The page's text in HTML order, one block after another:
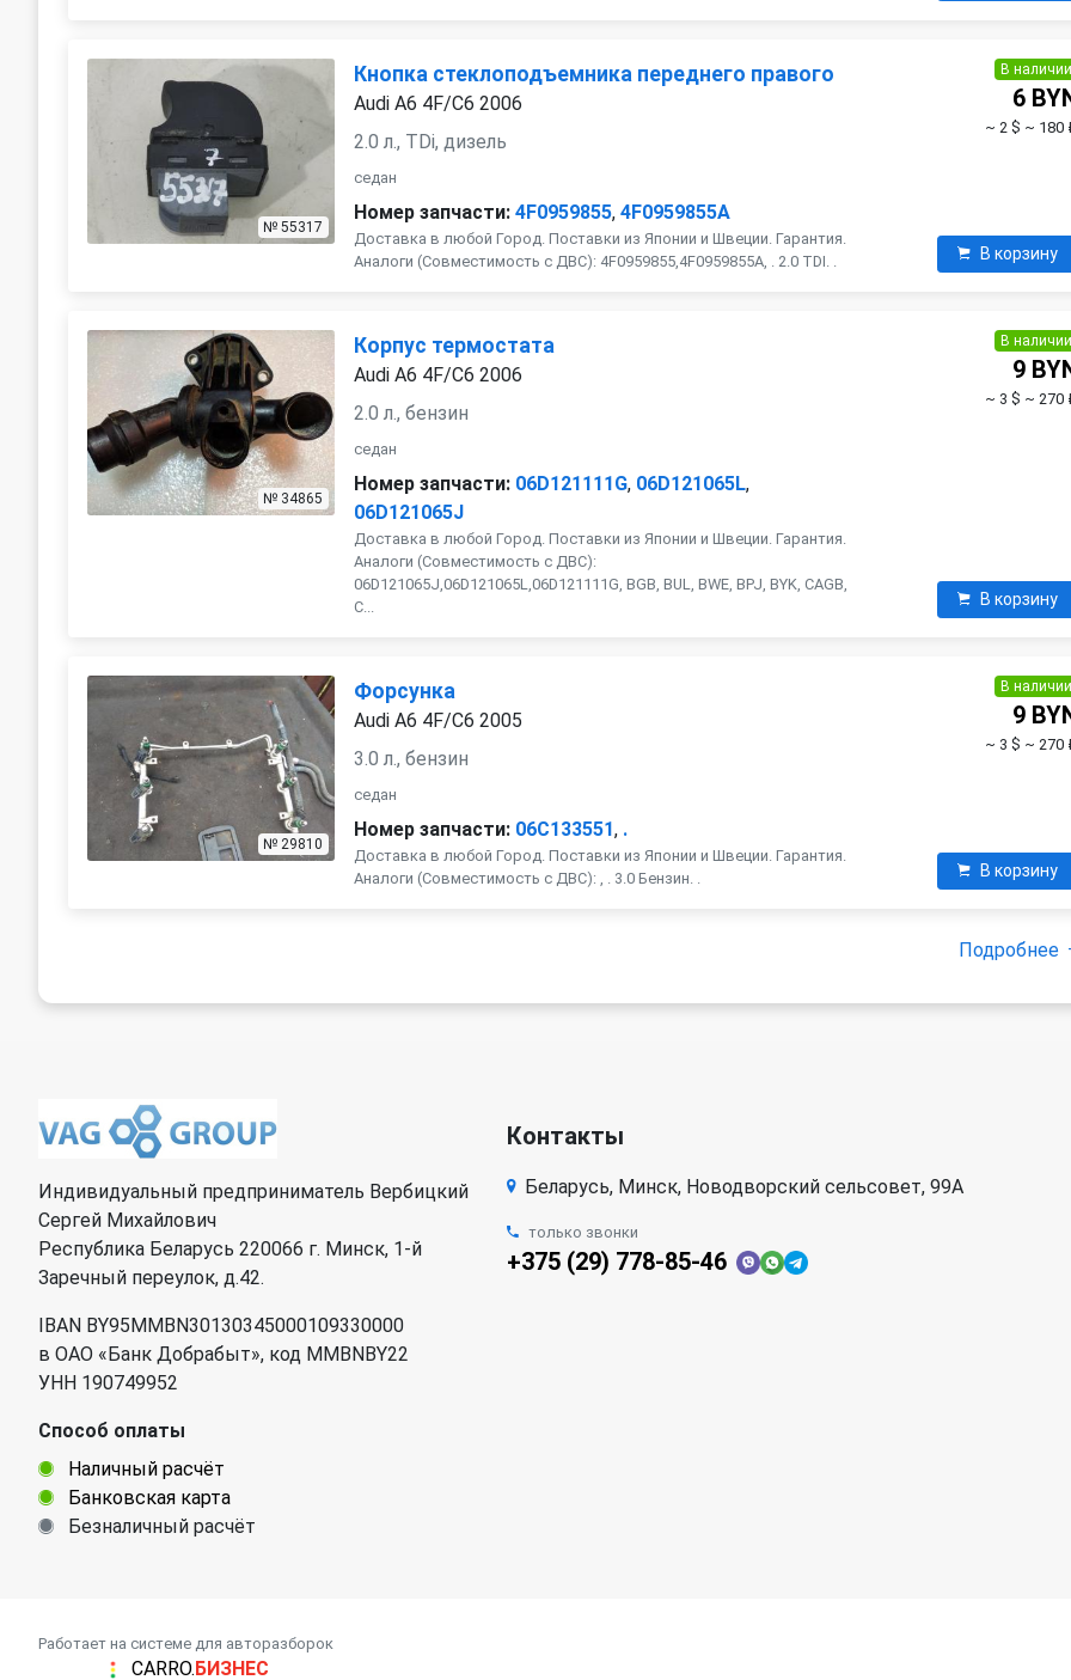
№ 55317
Кнопка стеклоподъемника переднего правого
Audi A6 4F/C6 2006
2.0 л., TDi, дизель
седан
Номер запчасти: 4F0959855,4F0959855A
Доставка в любой Город. Поставки из Японии и Швеции. Гарантия.
Аналоги (Совместимость с ДВС): 4F0959855,4F0959855A, . 2.0 TDI. .
В наличии
6
~ 2 $ ~ 180
В корзину
№ 34865
Корпус термостата
Audi A6 4F/C6 2006
2.0 л., бензин
седан
Номер запчасти: 06D121111G, 06D121065L,
06D121065J
Доставка в любой Город. Поставки из Японии и Швеции. Гарантия.
Аналоги (Совместимость с ДВС):
06D121065J,06D121065L,06D121111G, BGB, BUL, BWE, BPJ, BYK, CAGB,
C...
В наличии
9
~ 3 $ ~ 270
В корзину
№ 29810
Форсунка
Audi A6 4F/C6 2005
3.0 л., бензин
седан
Номер запчасти: 06C133551, .
Доставка в любой Город. Поставки из Японии и Швеции. Гарантия.
Аналоги (Совместимость с ДВС): , . 3.0 Бензин. .
В наличии
9
~ 3 $ ~ 270
В корзину
Подробнее
Индивидуальный предприниматель Вербицкий
Сергей Михайлович
Республика Беларусь 220066 г. Минск, 1-й
Заречный переулок, д.42.
IBAN BY95MMBN30130345000109330000
в ОАО «Банк Добрабыт», код MMBNBY22
УНН 190749952
Способ оплаты
Наличный расчёт
Банковская карта
Безналичный расчёт
Контакты
Беларусь, Минск, Новодворский сельсовет, 99А
только звонки
+375 (29) 778-85-46
Работает на системе для авторазборок
CARRO.БИЗНЕС